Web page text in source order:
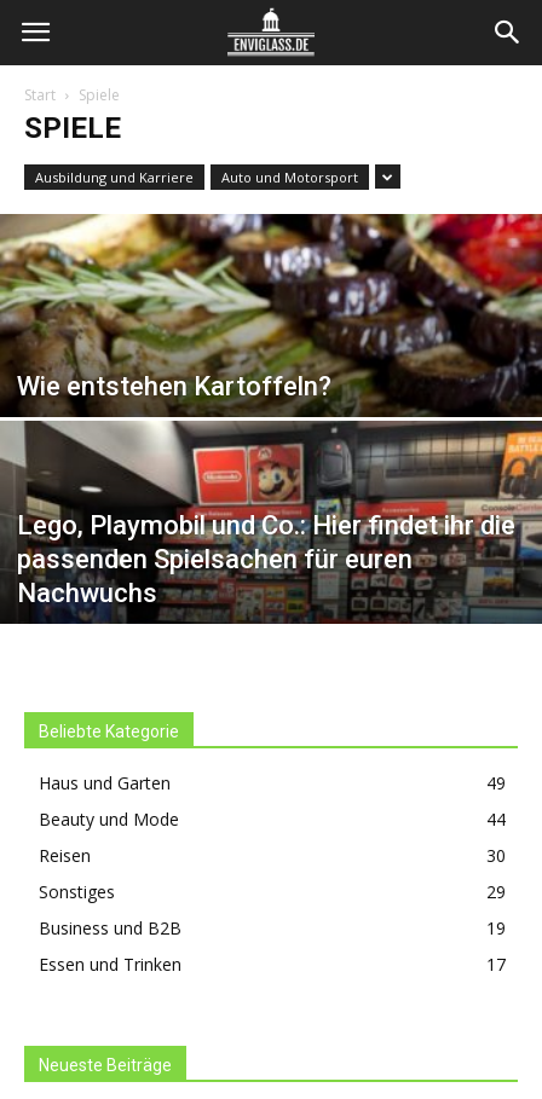
Envi
Glass
Start Spiele
SPIELE
Ausbildung und Karriere Auto und Motorsport
Wie entstehen Kartoffeln?
Lego, Playmobil und Co.: Hier findet ihr die
passenden Spielsachen für euren
Nachwuchs
Beliebte Kategorie
Haus und Garten
49
Beauty und Mode
44
Reisen
30
Sonstiges
29
Business und B2B
19
Essen und Trinken
17
Neueste Beiträge